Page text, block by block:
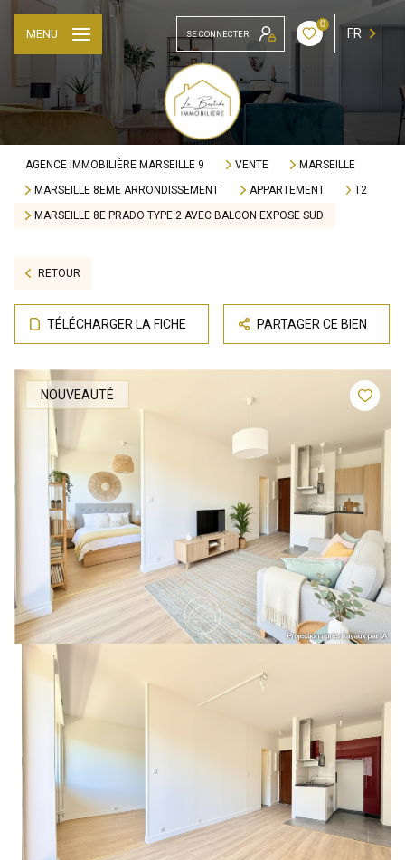
SE CONNECTER
0
FR
MENU
AGENCE IMMOBILIÈRE MARSEILLE 9 VENTE
MARSEILLE
MARSEILLE 8EME ARRONDISSEMENT
APPARTEMENT
T2
MARSEILLE 8E PRADO TYPE 2 AVEC BALCON EXPOSE SUD
RETOUR
TÉLÉCHARGER LA FICHE PARTAGER CE BIEN
NOUVEAUTÉ